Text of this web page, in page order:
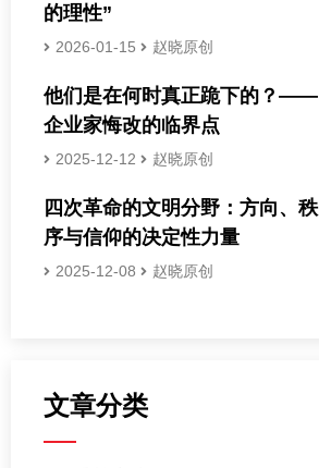
的理性”
2026-01-15 赵晓原创
他们是在何时真正跪下的？——
企业家悔改的临界点
2025-12-12 赵晓原创
四次革命的文明分野：方向、秩
序与信仰的决定性力量
2025-12-08 赵晓原创
文章分类